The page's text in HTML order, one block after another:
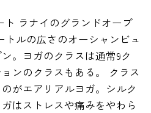
ト ラナイのグランドオープ
トルの広さのオーシャンビュ
。ヨガのクラスは通常9ク
ンのクラスもある。 クラス
がエアリアルヨガ。シルク
はストレスや痛みをやわら